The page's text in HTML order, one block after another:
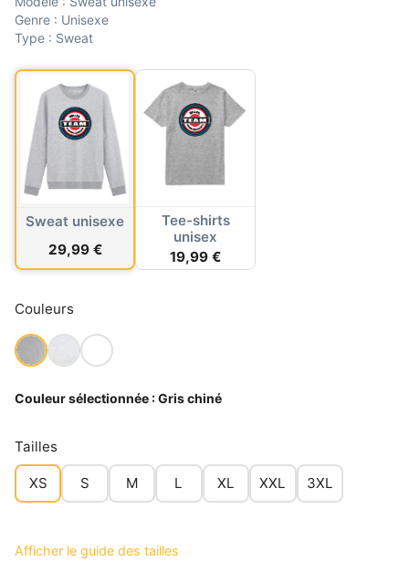
Genre : Unisexe
Type : Sweat
Sweat unisexe
29,99 €
Tee-shirts
unisex
19,99 €
Couleurs
Couleur sélectionnée :Gris chiné
Tailles
XS S M L XL XXL 3XL
Afficher le guide des tailles